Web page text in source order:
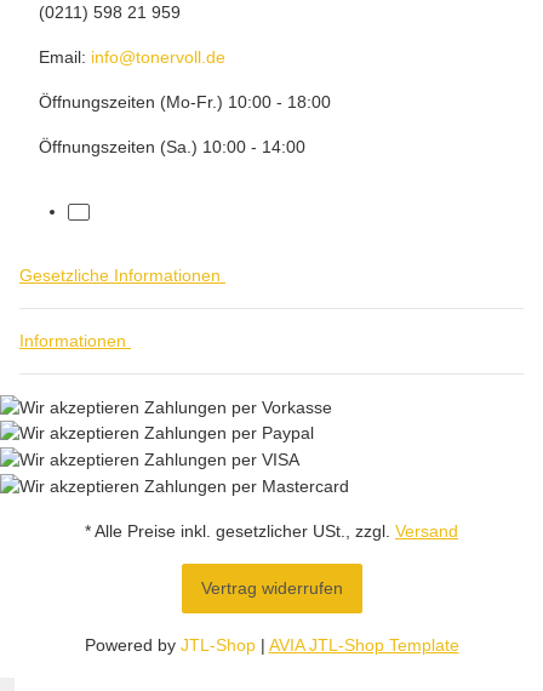
(0211) 598 21 959
Email: info@tonervoll.de
Öffnungszeiten (Mo-Fr.) 10:00 - 18:00
Öffnungszeiten (Sa.) 10:00 - 14:00
facebook
Gesetzliche Informationen
Informationen
* Alle Preise inkl. gesetzlicher USt., zzgl. Versand
Vertrag widerrufen
Powered by JTL-Shop | AVIA JTL-Shop Template